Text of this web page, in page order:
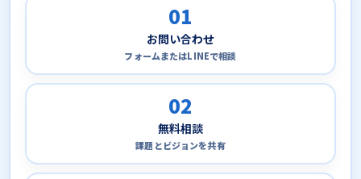
01
お問い合わせ
フォームまたはLINEで相談
02
無料相談
課題とビジョンを共有